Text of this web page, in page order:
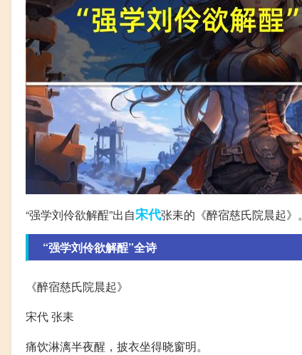
“强学刘伶欲解酲”出自宋代张耒的《醉宿慈氏院晨起》。
“强学刘伶欲解酲”全诗
《醉宿慈氏院晨起》
宋代 张耒
痛饮淋漓半夜醒，披衣坐得晓窗明。